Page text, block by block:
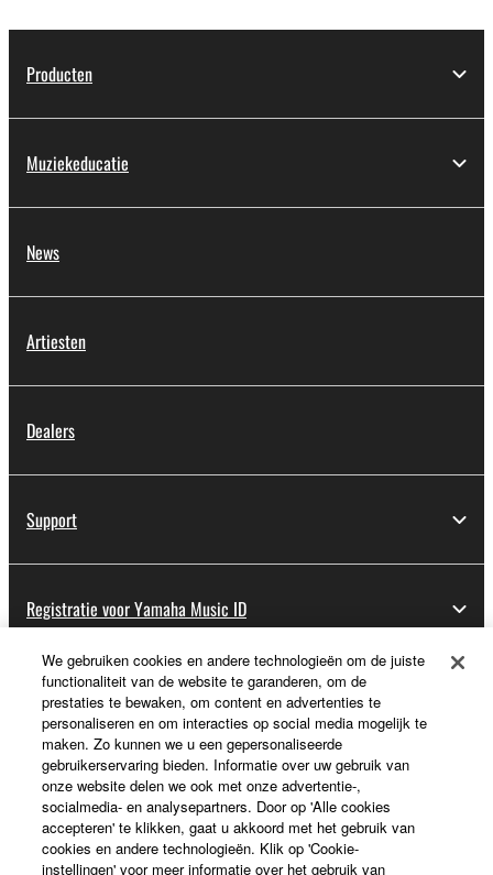
Producten
Muziekeducatie
News
Artiesten
Dealers
Support
Registratie voor Yamaha Music ID
Over Yamaha
Nederland / België / Luxemburg - Dutch
Business
We gebruiken cookies en andere technologieën om de juiste
functionaliteit van de website te garanderen, om de
prestaties te bewaken, om content en advertenties te
personaliseren en om interacties op social media mogelijk te
maken. Zo kunnen we u een gepersonaliseerde
gebruikerservaring bieden. Informatie over uw gebruik van
onze website delen we ook met onze advertentie-,
socialmedia- en analysepartners. Door op 'Alle cookies
accepteren' te klikken, gaat u akkoord met het gebruik van
cookies en andere technologieën. Klik op 'Cookie-
instellingen' voor meer informatie over het gebruik van